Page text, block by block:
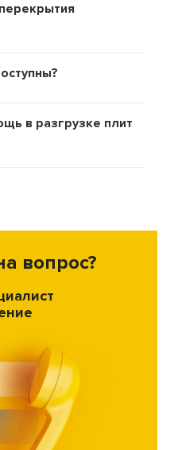
в разгрузке плит
вопрос?